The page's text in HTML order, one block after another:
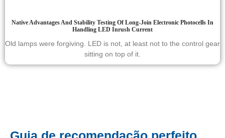
Native Advantages And Stability Testing Of Long-Join Electronic Photocells In
Handling LED Inrush Current
Old lamps were forgiving. LED is not, at least not to the control gear
sitting on top of it.